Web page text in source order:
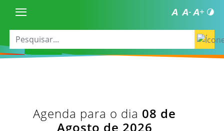
Agenda para o dia 08 de
Agosto de 2026